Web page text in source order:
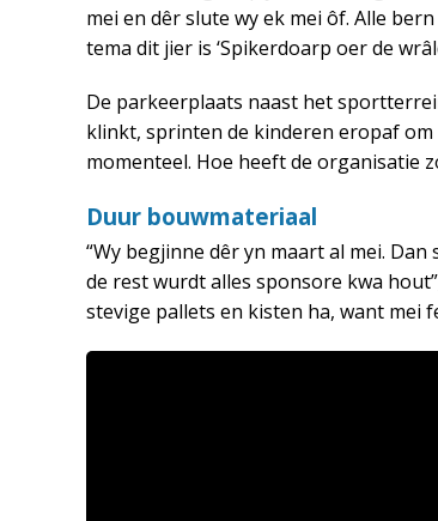
mei en dêr slute wy ek mei ôf. Alle
tema dit jier is ‘Spikerdoarp oer de
De parkeerplaats naast het
klinkt, sprinten de kinderen eropaf
momenteel. Hoe heeft de organisatie
Duur bouwmateriaal
“Wy begjinne dêr yn maart al mei.
de rest wurdt alles sponsore kwa
stevige pallets en kisten ha, want mei